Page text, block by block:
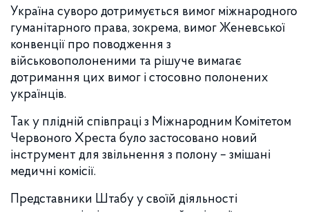
Україна суворо дотримується вимог міжнародного
гуманітарного права, зокрема, вимог Женевської
конвенції про поводження з
військовополоненими та рішуче вимагає
дотримання цих вимог і стосовно полонених
українців.
Так у плідній співпраці з Міжнародним Комітетом
Червоного Хреста було застосовано новий
інструмент для звільнення з полону – змішані
медичні комісії.
Представники Штабу у своїй діяльності